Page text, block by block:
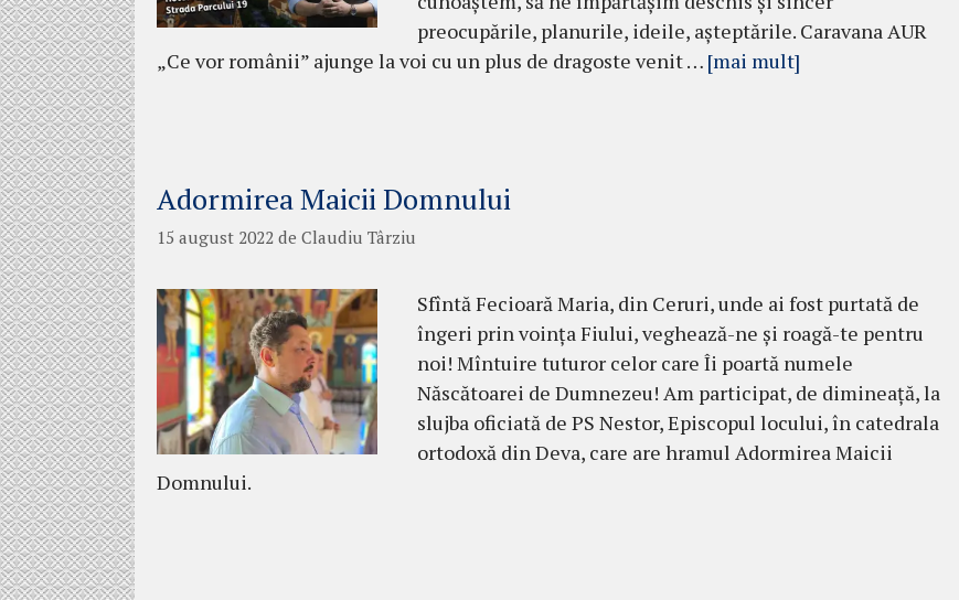
preocupările, planurile, ideile, așteptările. Caravana AUR
„Ce vor românii” ajunge la voi cu un plus de dragoste venit … [mai mult]
Adormirea Maicii Domnului
15 august 2022 de Claudiu Târziu
Sfîntă Fecioară Maria, din Ceruri, unde ai fost purtată de
îngeri prin voința Fiului, veghează-ne și roagă-te pentru
noi! Mîntuire tuturor celor care Îi poartă numele
Născătoarei de Dumnezeu! Am participat, de dimineață, la
slujba oficiată de PS Nestor, Episcopul locului, în catedrala
ortodoxă din Deva, care are hramul Adormirea Maicii
Domnului.